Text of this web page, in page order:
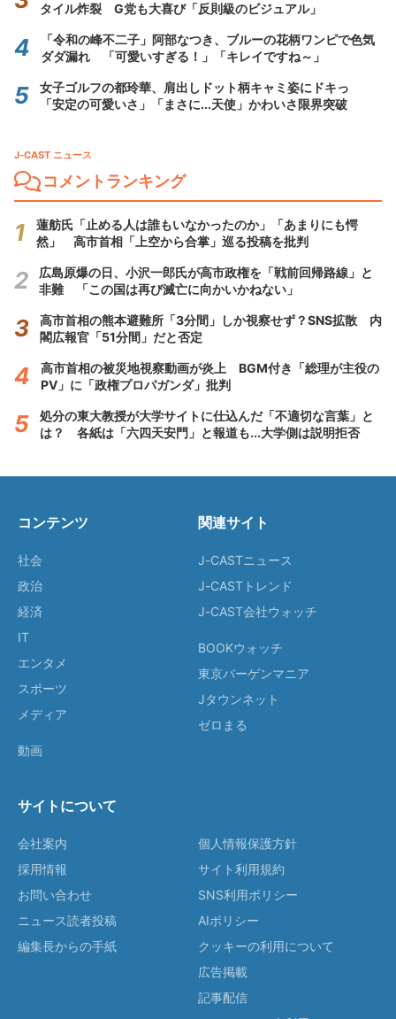
タイル炸裂 G党も大喜び「反則級のビジュアル」
「令和の峰不二子」阿部なつき、ブルーの花柄ワンピで色気
ダダ漏れ 「可愛いすぎる！」「キレイですね～」
女子ゴルフの都玲華、肩出しドット柄キャミ姿にドキっ
「安定の可愛いさ」「まさに...天使」かわいさ限界突破
J-CAST ニュース
コメントランキング
蓮舫氏「止める人は誰もいなかったのか」「あまりにも愕
然」 高市首相「上空から合掌」巡る投稿を批判
広島原爆の日、小沢一郎氏が高市政権を「戦前回帰路線」と
非難 「この国は再び滅亡に向かいかねない」
高市首相の熊本避難所「3分間」しか視察せず？SNS拡散 内
閣広報官「51分間」だと否定
高市首相の被災地視察動画が炎上 BGM付き「総理が主役の
PV」に「政権プロパガンダ」批判
処分の東大教授が大学サイトに仕込んだ「不適切な言葉」と
は？ 各紙は「六四天安門」と報道も...大学側は説明拒否
コンテンツ
社会
政治
経済
IT
エンタメ
スポーツ
メディア
動画
関連サイト
J-CASTニュース
J-CASTトレンド
J-CAST会社ウォッチ
BOOKウォッチ
東京バーゲンマニア
Jタウンネット
ゼロまる
サイトについて
会社案内
採用情報
お問い合わせ
ニュース読者投稿
編集長からの手紙
個人情報保護方針
サイト利用規約
SNS利用ポリシー
AIポリシー
クッキーの利用について
広告掲載
記事配信